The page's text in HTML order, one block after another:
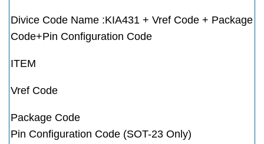
Divice Code Name :KIA431 + Vref Code + Package
Code+Pin Configuration Code
ITEM
Vref Code
Package Code
Pin Configuration Code (SOT-23 Only)